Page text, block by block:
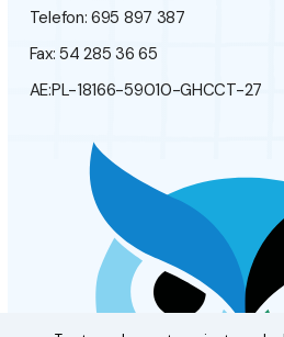
Telefon: 695 897 387
Fax: 54 285 36 65
AE:PL-18166-59010-GHCCT-27